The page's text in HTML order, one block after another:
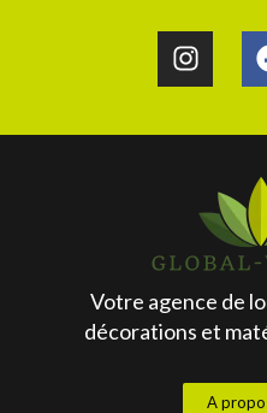
Votre agence de
décorations et
A